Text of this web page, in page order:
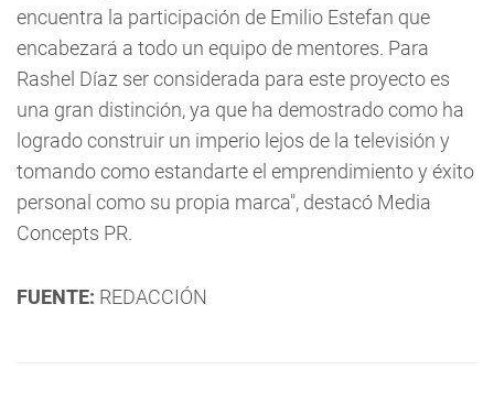
encuentra la participación de Emilio Estefan que
encabezará a todo un equipo de mentores. Para
Rashel Díaz ser considerada para este proyecto es
una gran distinción, ya que ha demostrado como ha
logrado construir un imperio lejos de la televisión y
tomando como estandarte el emprendimiento y éxito
personal como su propia marca", destacó Media
Concepts PR.
FUENTE: REDACCIÓN